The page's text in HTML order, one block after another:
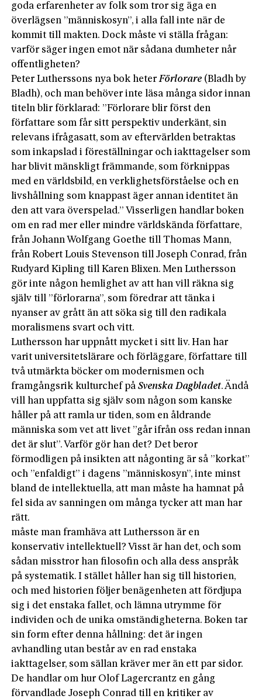
goda erfarenheter av folk som tror sig äga en
överlägsen ”människosyn”, i alla fall inte när de
kommit till makten. Dock måste vi ställa frågan:
varför säger ingen emot när sådana dumheter når
offentligheten?
Peter Lutherssons nya bok heterFörlorare (Bladh by
Bladh), och man behöver inte läsa många sidor innan
titeln blir förklarad: ”Förlorare blir först den
författare som får sitt perspektiv underkänt, sin
relevans ifrågasatt, som av eftervärlden betraktas
som inkapslad i föreställningar och iakttagelser som
har blivit mänskligt främmande, som förknippas
med en världsbild, en verklighetsförståelse och en
livshållning som knappast äger annan identitet än
den att vara överspelad.” Visserligen handlar boken
om en rad mer eller mindre världskända författare,
från Johann Wolfgang Goethe till Thomas Mann,
från Robert Louis Stevenson till Joseph Conrad, från
Rudyard Kipling till Karen Blixen. Men Luthersson
gör inte någon hemlighet av att han vill räkna sig
själv till ”förlorarna”, som föredrar att tänka i
nyanser av grått än att söka sig till den radikala
moralismens svart och vitt.
Luthersson har uppnått mycket i sitt liv. Han har
varit universitetslärare och förläggare, författare till
två utmärkta böcker om modernismen och
framgångsrik kulturchef påSvenska Dagbladet. Ändå
vill han uppfatta sig själv som någon som kanske
håller på att ramla ur tiden, som en åldrande
människa som vet att livet ”går ifrån oss redan innan
det är slut”. Varför gör han det? Det beror
förmodligen på insikten att någonting är så ”korkat”
och ”enfaldigt” i dagens ”människosyn”, inte minst
bland de intellektuella, att man måste ha hamnat på
fel sida av sanningen om många tycker att man har
rätt.
måste man framhäva att Luthersson är en
konservativ intellektuell? Visst är han det, och som
sådan misstror han filosofin och alla dess anspråk
på systematik. I stället håller han sig till historien,
och med historien följer benägenheten att fördjupa
sig i det enstaka fallet, och lämna utrymme för
individen och de unika omständigheterna. Boken tar
sin form efter denna hållning: det är ingen
avhandling utan består av en rad enstaka
iakttagelser, som sällan kräver mer än ett par sidor.
De handlar om hur Olof Lagercrantz en gång
förvandlade Joseph Conrad till en kritiker av